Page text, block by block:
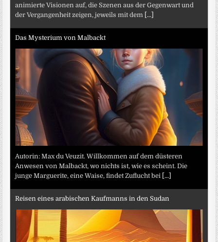
animierte Visionen auf, die Szenen aus der Gegenwart und
der Vergangenheit zeigen, jeweils mit dem [...]
Das Mysterium von Malbackt
Autorin: Max du Veuzit. Willkommen auf dem düsteren
Anwesen von Malbackt, wo nichts ist, wie es scheint. Die
junge Marguerite, eine Waise, findet Zuflucht bei [...]
Reisen eines arabischen Kaufmanns in den Sudan